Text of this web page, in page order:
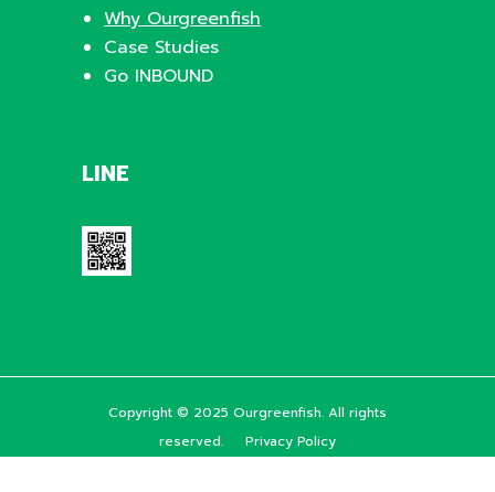
Why Ourgreenfish
Case Studies
Go INBOUND
LINE
Copyright © 2025 Ourgreenfish. All rights
reserved. Privacy Policy